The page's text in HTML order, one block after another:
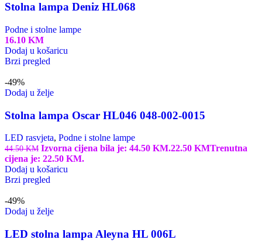
Stolna lampa Deniz HL068
Podne i stolne lampe
16.10 KM
Dodaj u košaricu
Brzi pregled
-49%
Dodaj u želje
Stolna lampa Oscar HL046 048-002-0015
LED rasvjeta, Podne i stolne lampe
44.50KM Izvorna cijena bila je: 44.50 KM.22.50 KMTrenutna
cijena je: 22.50 KM.
Dodaj u košaricu
Brzi pregled
-49%
Dodaj u želje
LED stolna lampa Aleyna HL 006L